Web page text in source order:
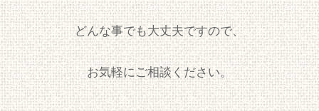
どんな事でも大丈夫ですので、
お気軽にご相談ください。